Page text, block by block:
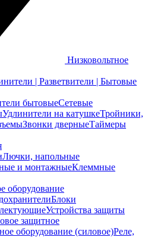
Низковольтное
| Разветвители | Бытовые
бытовыеСетевые
Удлинители на катушкеТройники,
Звонки дверныеТаймеры
Лючки, напольные
и монтажныеКлеммные
оборудование
Блоки
Устройства защиты
защитное
оборудование (силовое)Реле,